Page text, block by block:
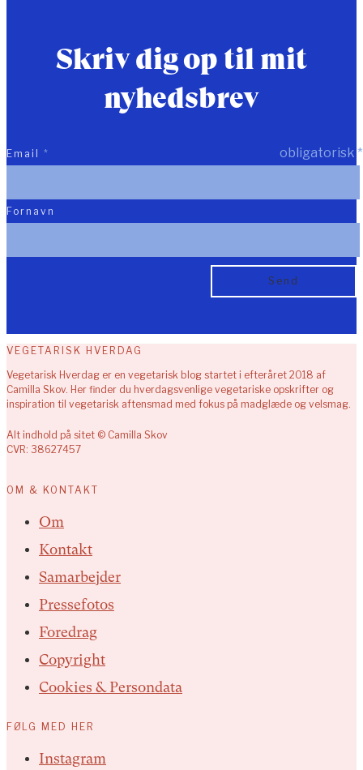
Skriv dig op til mit
nyhedsbrev
*
obligatorisk
Email *
Fornavn
VEGETARISK HVERDAG
Vegetarisk Hverdag er en vegetarisk blog startet i efteråret 2018 af
Camilla Skov. Her finder du hverdagsvenlige vegetariske opskrifter og
inspiration til vegetarisk aftensmad med fokus på madglæde og velsmag.
Alt indhold på sitet © Camilla Skov
CVR: 38627457
OM & KONTAKT
Om
Kontakt
Samarbejder
Pressefotos
Foredrag
Copyright
Cookies & Persondata
FØLG MED HER
Instagram